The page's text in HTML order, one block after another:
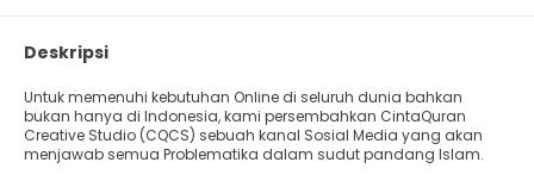
Deskripsi
Untuk memenuhi kebutuhan Online di seluruh dunia bahkan
bukan hanya di Indonesia, kami persembahkan CintaQuran
Creative Studio (CQCS) sebuah kanal Sosial Media yang akan
menjawab semua Problematika dalam sudut pandang Islam.